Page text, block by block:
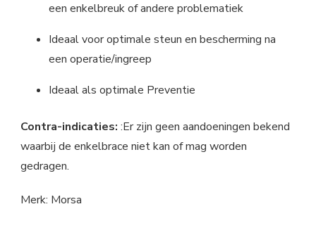
een enkelbreuk of andere problematiek
Ideaal voor optimale steun en bescherming na
een operatie/ingreep
Ideaal als optimale Preventie
Contra-indicaties: :Er zijn geen aandoeningen bekend
waarbij de enkelbrace niet kan of mag worden
gedragen.
Merk: Morsa